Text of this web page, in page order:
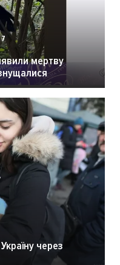
мертву
через